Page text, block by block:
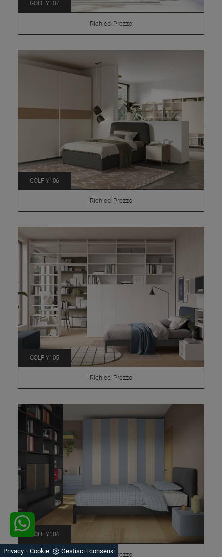
GOLF Y107
Richiedi Prezzo
GOLF Y106
Richiedi Prezzo
GOLF Y105
Richiedi Prezzo
GOLF Y104
Richiedi Prezzo
Privacy - Cookie Gestisci i consensi